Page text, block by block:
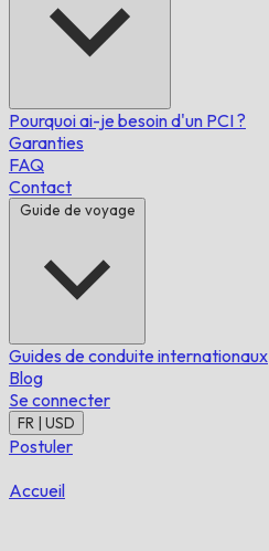
Pourquoi ai-je besoin d'un PCI ?
Garanties
FAQ
Contact
Guide de voyage
Guides de conduite internationaux
Blog
Se connecter
FR | USD
Postuler
Accueil